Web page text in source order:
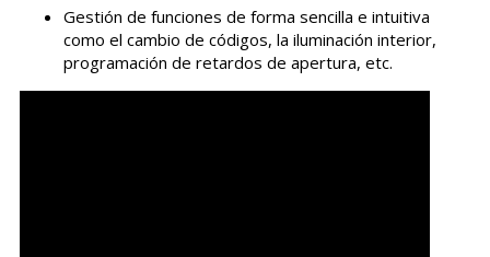
Gestión de funciones de forma sencilla e intuitiva
como el cambio de códigos, la iluminación interior,
programación de retardos de apertura, etc.